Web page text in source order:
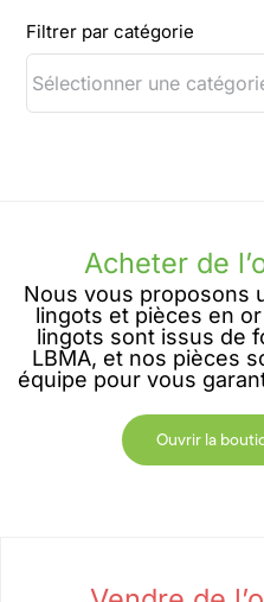
Filtrer par catégorie
Acheter de
Nous vous proposons
lingots et pièces en
lingots sont issus de
LBMA, et nos pièces
équipe pour vous
Ouvrir la